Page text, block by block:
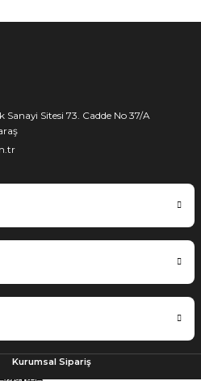
Sitesi 73. Cadde No 37/A
Kurumsal Sipariş